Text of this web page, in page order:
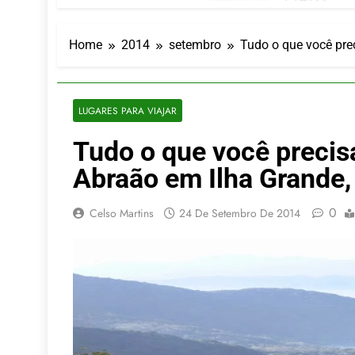
LATAM
Azul
Turismo na
4 De Agosto De
Por Dentro
4 De Agosto
Home 2014 setembro Tudo o que você
LUGARES PARA VIAJAR
Tudo o que você
Abraão em Ilha
Celso Martins 24 De Setembro De 2014 0